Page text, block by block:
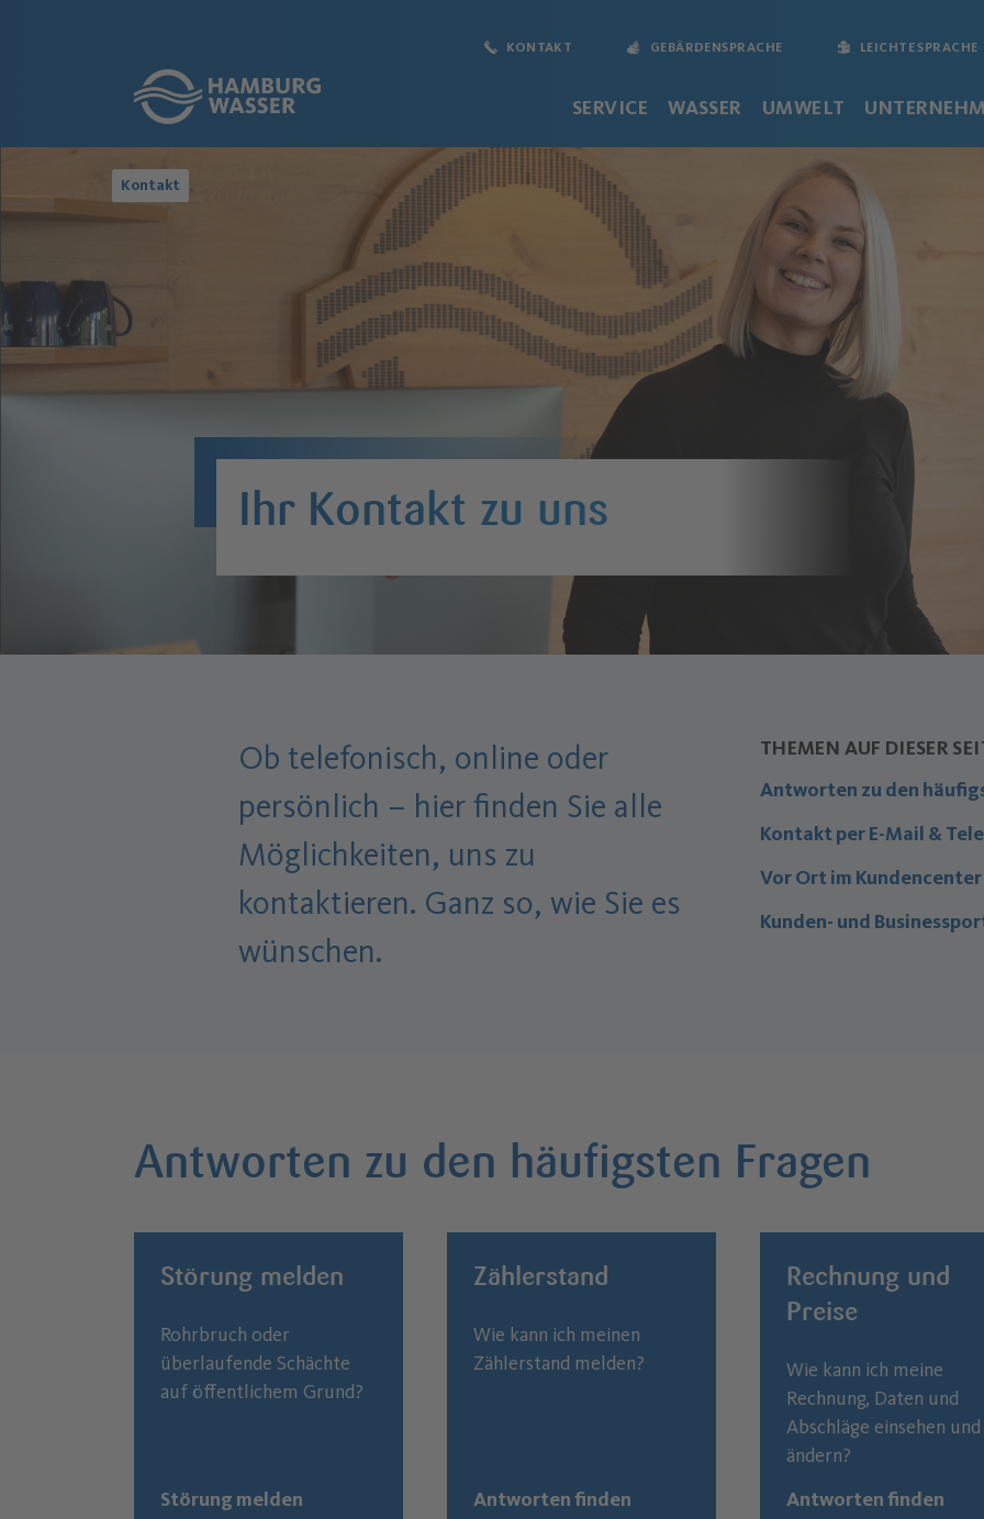
SERVICE WASSER UMWELT
KONTAKT GEBÄRDENSPRACHE LEICHTE SPRACHE
Kontakt
Ihr Kontakt zu uns
Ob telefonisch, online oder
persönlich – hier finden Sie alle
Möglichkeiten, uns zu
kontaktieren. Ganz so, wie Sie es
wünschen.
THEMEN AUF DIESER
Antworten zu den
Kontakt per E-Mail &
Vor Ort im Kundencenter
Kunden- und
Antworten zu den häufigsten Fragen
Störung melden
Rohrbruch oder
überlaufende Schächte
auf öffentlichem Grund?
Störung melden
Zählerstand
Wie kann ich meinen
Zählerstand melden?
Antworten finden
Rechnung und
Preise
Wie kann ich meine
Rechnung, Daten und
Abschläge einsehen und
ändern?
Antworten finden